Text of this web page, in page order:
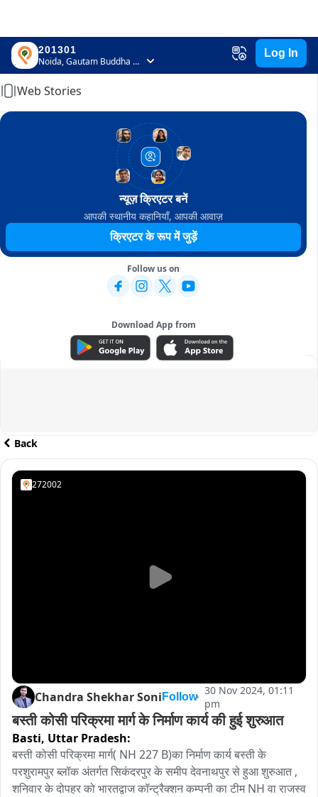
201301
Noida, Gautam Buddha Nagar, Uttar Pradesh
Log In
Home
Web Stories
न्यूज़ क्रिएटर बनें
आपकी स्थानीय कहानियाँ, आपकी आवाज़
क्रिएटर के रूप में जुड़ें
Follow us on
Download App from
ADVERTISEMENT
Back
272002
Chandra Shekhar Soni Follow 30 Nov 2024, 01:11
pm
बस्ती कोसी परिक्रमा मार्ग के निर्माण कार्य की हुई शुरुआत
Basti, Uttar Pradesh:
बस्ती कोसी परिक्रमा मार्ग( NH 227 B)का निर्माण कार्य बस्ती के
परशुरामपुर ब्लॉक अंतर्गत सिकंदरपुर के समीप देवनाथपुर से हुआ शुरुआत ,
शनिवार के दोपहर को भारतद्वाज कॉन्ट्रैक्शन कम्पनी का टीम NH वा राजस्व